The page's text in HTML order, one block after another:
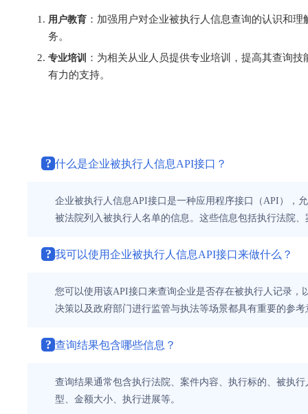
用户教育 ：加强用户对企业被执行人信息查询的认识和
务。
专业培训 ：为相关从业人员提供专业培训，提高其查询
有力的支持。
? 什么是企业被执行人信息API接口？
企业被执行人信息API接口是一种应用程序接口（API），
被法院列入被执行人名单的信息。这些信息包括执行法院
? 我可以使用企业被执行人信息API接口来做什么？
您可以使用该API接口来查询企业是否存在被执行人记录
决策以及政府部门进行监管与执法等场景都具有重要的参考
? 查询结果包含哪些信息？
查询结果通常包含执行法院、案件内容、执行标的、被执
型、金额大小、执行进展等。